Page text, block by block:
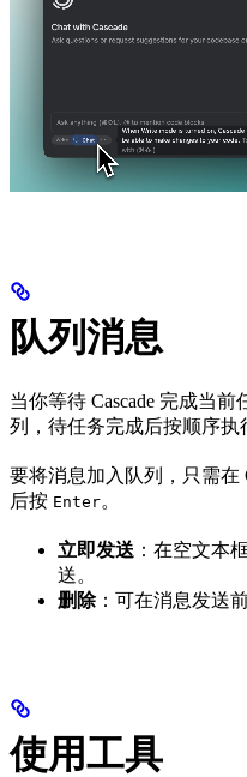
队列消息
当你等待 Cascade 完成当
列，待任务完成后按顺序执
要将消息加入队列，只需在
后按 Enter。
立即发送 ：在空文本
送。
删除：可在消息发送
使用工具